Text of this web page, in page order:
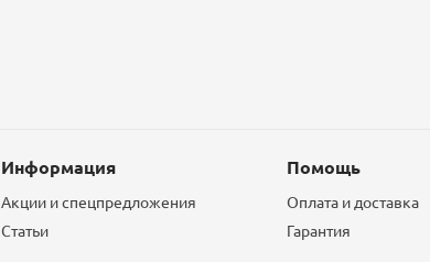
Информация
Акции и спецпредложения
Статьи
Помощь
Оплата и доставка
Гарантия